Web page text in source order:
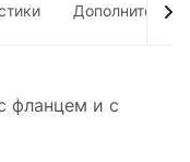
Дополнительно
фланцем и с